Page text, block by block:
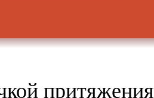
притяжения